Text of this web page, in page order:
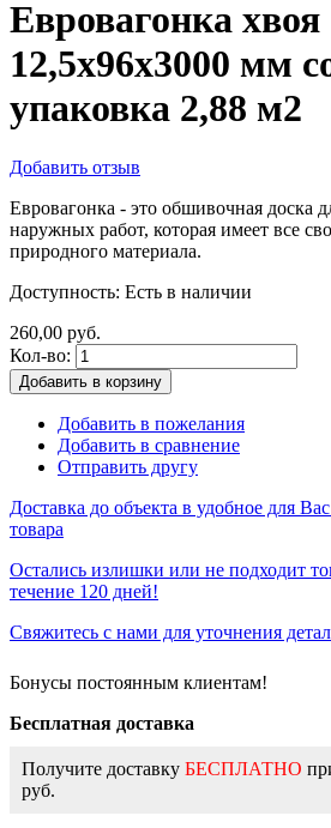
Евровагонка хвоя
12,5х96х3000 мм
упаковка 2,88 м2
Добавить отзыв
Евровагонка - это обшивочная доска
наружных работ, которая имеет все
природного материала.
Доступность: Есть в наличии
260,00 руб.
Кол-во:
Добавить в корзину
Добавить в пожелания
Добавить в сравнение
Отправить другу
Доставка до объекта в удобное для
товара
Остались излишки или не подходит
течение 120 дней!
Свяжитесь с нами для уточнения
Бонусы постоянным клиентам!
Бесплатная доставка
Получите доставку БЕСПЛАТНО
руб.